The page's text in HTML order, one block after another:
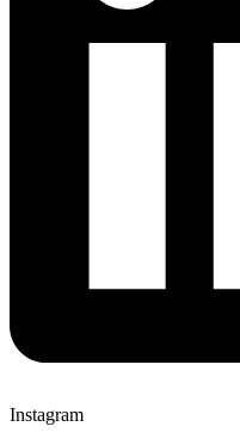
Instagram